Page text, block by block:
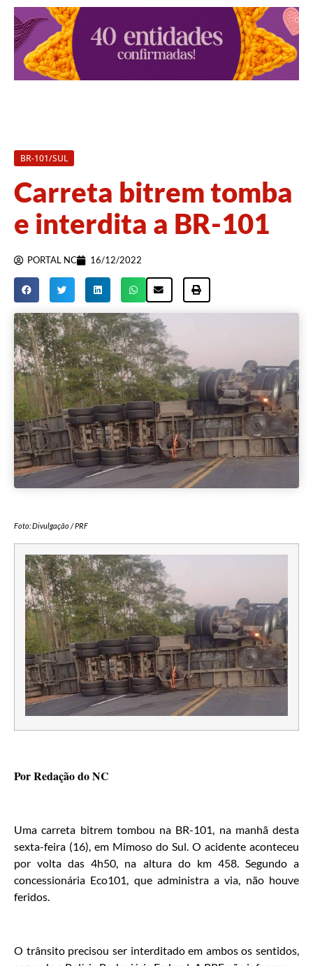
BR-101/SUL
Carreta bitrem tomba
e interdita a BR-101
PORTAL NC 16/12/2022
Foto: Divulgação / PRF
Por Redação do NC
Uma carreta bitrem tombou na BR-101, na manhã desta
sexta-feira (16), em Mimoso do Sul. O acidente aconteceu
por volta das 4h50, na altura do km 458. Segundo a
concessionária Eco101, que administra a via, não houve
feridos.
O trânsito precisou ser interditado em ambos os sentidos,